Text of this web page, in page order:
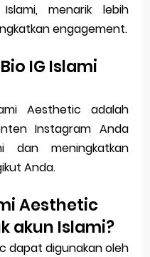
menarik lebih
engagement.
IG Islami
Aesthetic adalah
Instagram Anda
dan meningkatkan
Anda.
Aesthetic
akun Islami?
dapat digunakan oleh